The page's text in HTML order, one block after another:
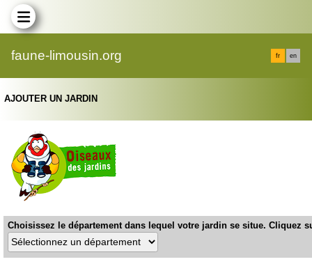
faune-limousin.org fr en
AJOUTER UN JARDIN
Choisissez le département dans lequel votre jardin se situe. Cliquez